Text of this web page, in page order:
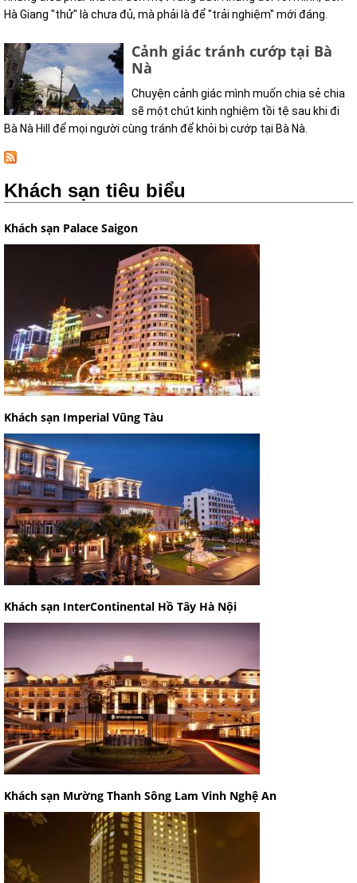
Hà Giang "thử" là chưa đủ, mà phải là để "trải nghiệm" mới đáng.
Cảnh giác tránh cướp tại Bà
Nà
Chuyện cảnh giác mình muốn chia sẻ chia
sẽ một chút kinh nghiệm tồi tệ sau khi đi
Bà Nà Hill để mọi người cùng tránh để khỏi bị cướp tại Bà Nà.
Khách sạn tiêu biểu
Khách sạn Palace Saigon
Khách sạn Imperial Vũng Tàu
Khách sạn InterContinental Hồ Tây Hà Nội
Khách sạn Mường Thanh Sông Lam Vinh Nghệ An